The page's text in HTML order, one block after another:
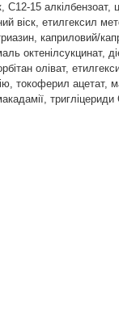
C12-15 алкілбензоат,
віск, етилгексил
каприловий/
октенілсукцинат,
оліват,
токоферил ацетат,